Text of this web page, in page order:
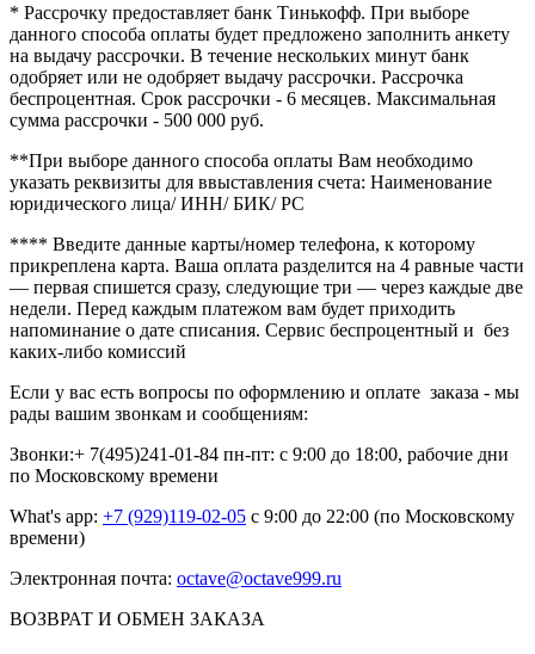
* Рассрочку предоставляет банк Тинькофф. При выборе
данного способа оплаты будет предложено заполнить анкету
на выдачу рассрочки. В течение нескольких минут банк
одобряет или не одобряет выдачу рассрочки. Рассрочка
беспроцентная. Срок рассрочки - 6 месяцев. Максимальная
сумма рассрочки - 500 000 руб.
**При выборе данного способа оплаты Вам необходимо
указать реквизиты для ввыставления счета: Наименование
юридического лица/ ИНН/ БИК/ РС
**** Введите данные карты/номер телефона, к которому
прикреплена карта. Ваша оплата разделится на 4 равные части
— первая спишется сразу, следующие три — через каждые две
недели. Перед каждым платежом вам будет приходить
напоминание о дате списания. Сервис беспроцентный и без
каких-либо комиссий
Если у вас есть вопросы по оформлению и оплате заказа - мы
рады вашим звонкам и сообщениям:
Звонки:+ 7(495)241-01-84 пн-пт: с 9:00 до 18:00, рабочие дни
по Московскому времени
What's app: +7 (929)119-02-05 с 9:00 до 22:00 (по Московскому
времени)
Электронная почта: octave@octave999.ru
ВОЗВРАТ И ОБМЕН ЗАКАЗА